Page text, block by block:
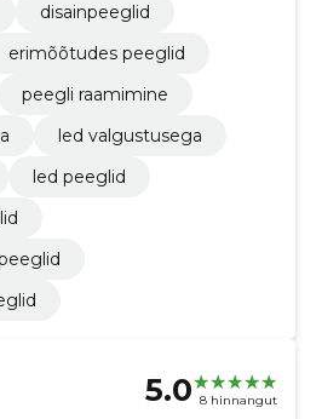
disainpeeglid
erimõõtudes peeglid
peegli raamimine
led valgustusega
led peeglid
5.0 8 hinnangut